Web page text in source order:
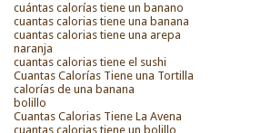
cuántas calorías tiene un banano
cuantas calorias tiene una banana
cuantas calorias tiene una arepa
naranja
cuantas calorias tiene el sushi
Cuantas Calorías Tiene una Tortilla
calorías de una banana
bolillo
Cuantas Calorias Tiene La Avena
cuantas calorias tiene un bolillo